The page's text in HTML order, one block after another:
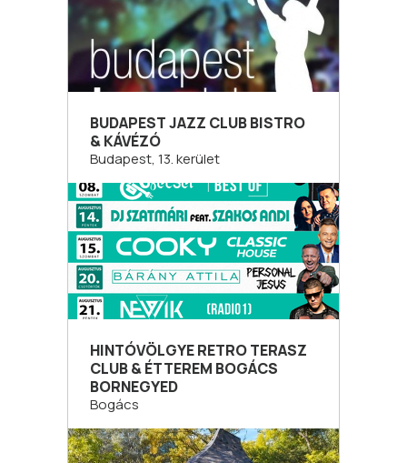
BUDAPEST JAZZ CLUB BISTRO
& KÁVÉZÓ
Budapest, 13. kerület
HINTÓVÖLGYE RETRO TERASZ
CLUB & ÉTTEREM BOGÁCS
BORNEGYED
Bogács